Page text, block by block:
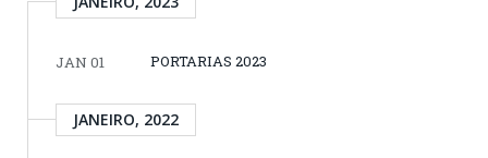
JAN 01 PORTARIAS 2023
JANEIRO, 2022